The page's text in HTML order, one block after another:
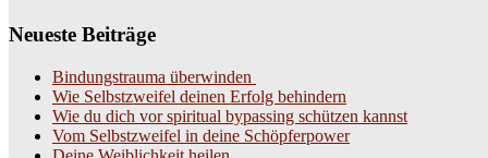
Neueste Beiträge
Bindungstrauma überwinden
Wie Selbstzweifel deinen Erfolg behindern
Wie du dich vor spiritual bypassing schützen kannst
Vom Selbstzweifel in deine Schöpferpower